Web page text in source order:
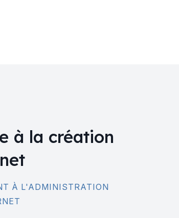
à la création
À L'ADMINISTRATION